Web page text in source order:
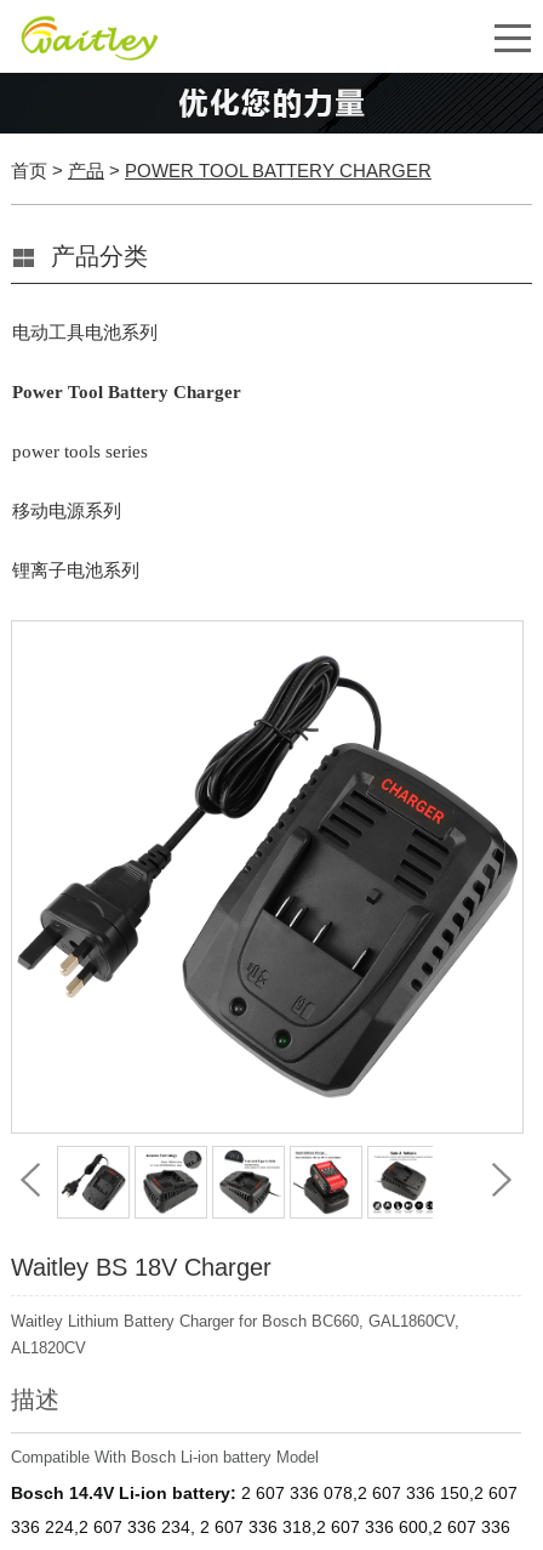
首页> 产品 > POWER TOOL BATTERY CHARGER
产品分类
电动工具电池系列
Power Tool Battery Charger
power tools series
移动电源系列
锂离子电池系列
Waitley BS 18V Charger
Waitley Lithium Battery Charger for Bosch BC660, GAL1860CV,
AL1820CV
描述
Compatible With Bosch Li-ion battery Model
Bosch 14.4V Li-ion battery: 2 607 336 078,2 607 336 150,2 607
336 224,2 607 336 234, 2 607 336 318,2 607 336 600,2 607 336